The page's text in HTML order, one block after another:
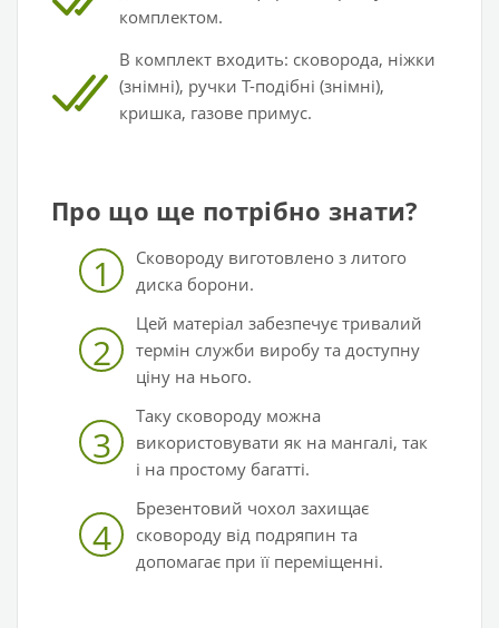
комплектом.
В комплект входить: сковорода, ніжки
(знімні), ручки Т-подібні (знімні),
кришка, газове примус.
Про що ще потрібно знати?
1
Сковороду виготовлено з литого
диска борони.
2
Цей матеріал забезпечує тривалий
термін служби виробу та доступну
ціну на нього.
3
Таку сковороду можна
використовувати як на мангалі, так
і на простому багатті.
4
Брезентовий чохол захищає
сковороду від подряпин та
допомагає при її переміщенні.